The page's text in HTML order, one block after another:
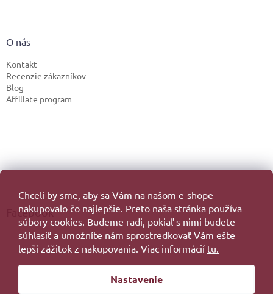
Chceli by sme, aby sa Vám na našom e-shope
nakupovalo čo najlepšie. Preto naša stránka používa
súbory cookies. Budeme radi, pokiaľ s nimi budete
súhlasiť a umožníte nám sprostredkovať Vám ešte
lepší zážitok z nakupovania. Viac informácií tu.
Nastavenie
O nás
Kontakt
Recenzie zákazníkov
Blog
Affiliate program
Facebook
Vytvoril Shoptet